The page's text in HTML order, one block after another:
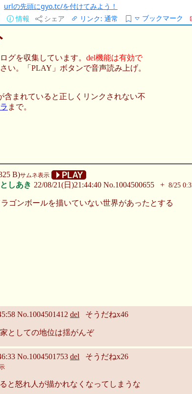
urlの先頭にgyo.tc/を付けてみよう！
情報
シェア リンク: 通常 ブックマーク